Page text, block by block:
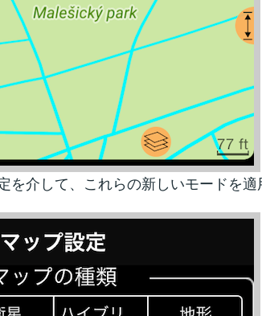
を介して、これらの新しいモードを適